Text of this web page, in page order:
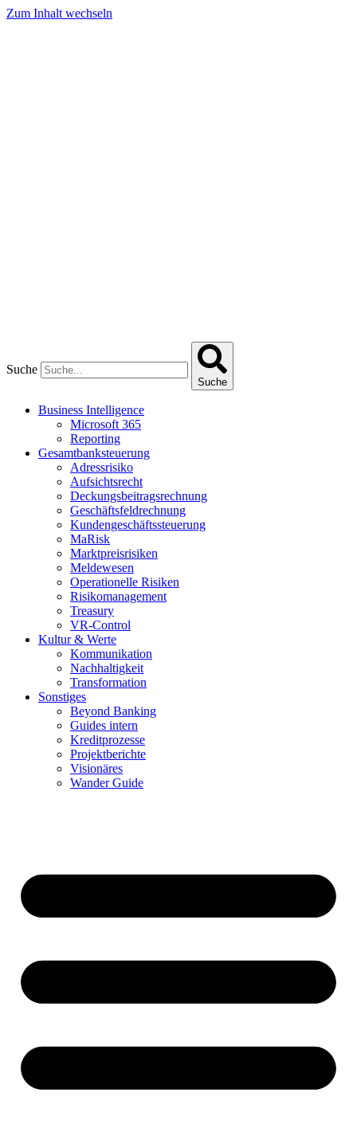
Zum Inhalt wechseln
Suche
Suche
Business Intelligence
Microsoft 365
Reporting
Gesamtbanksteuerung
Adressrisiko
Aufsichtsrecht
Deckungsbeitragsrechnung
Geschäftsfeldrechnung
Kundengeschäftssteuerung
MaRisk
Marktpreisrisiken
Meldewesen
Operationelle Risiken
Risikomanagement
Treasury
VR-Control
Kultur & Werte
Kommunikation
Nachhaltigkeit
Transformation
Sonstiges
Beyond Banking
Guides intern
Kreditprozesse
Projektberichte
Visionäres
Wander Guide